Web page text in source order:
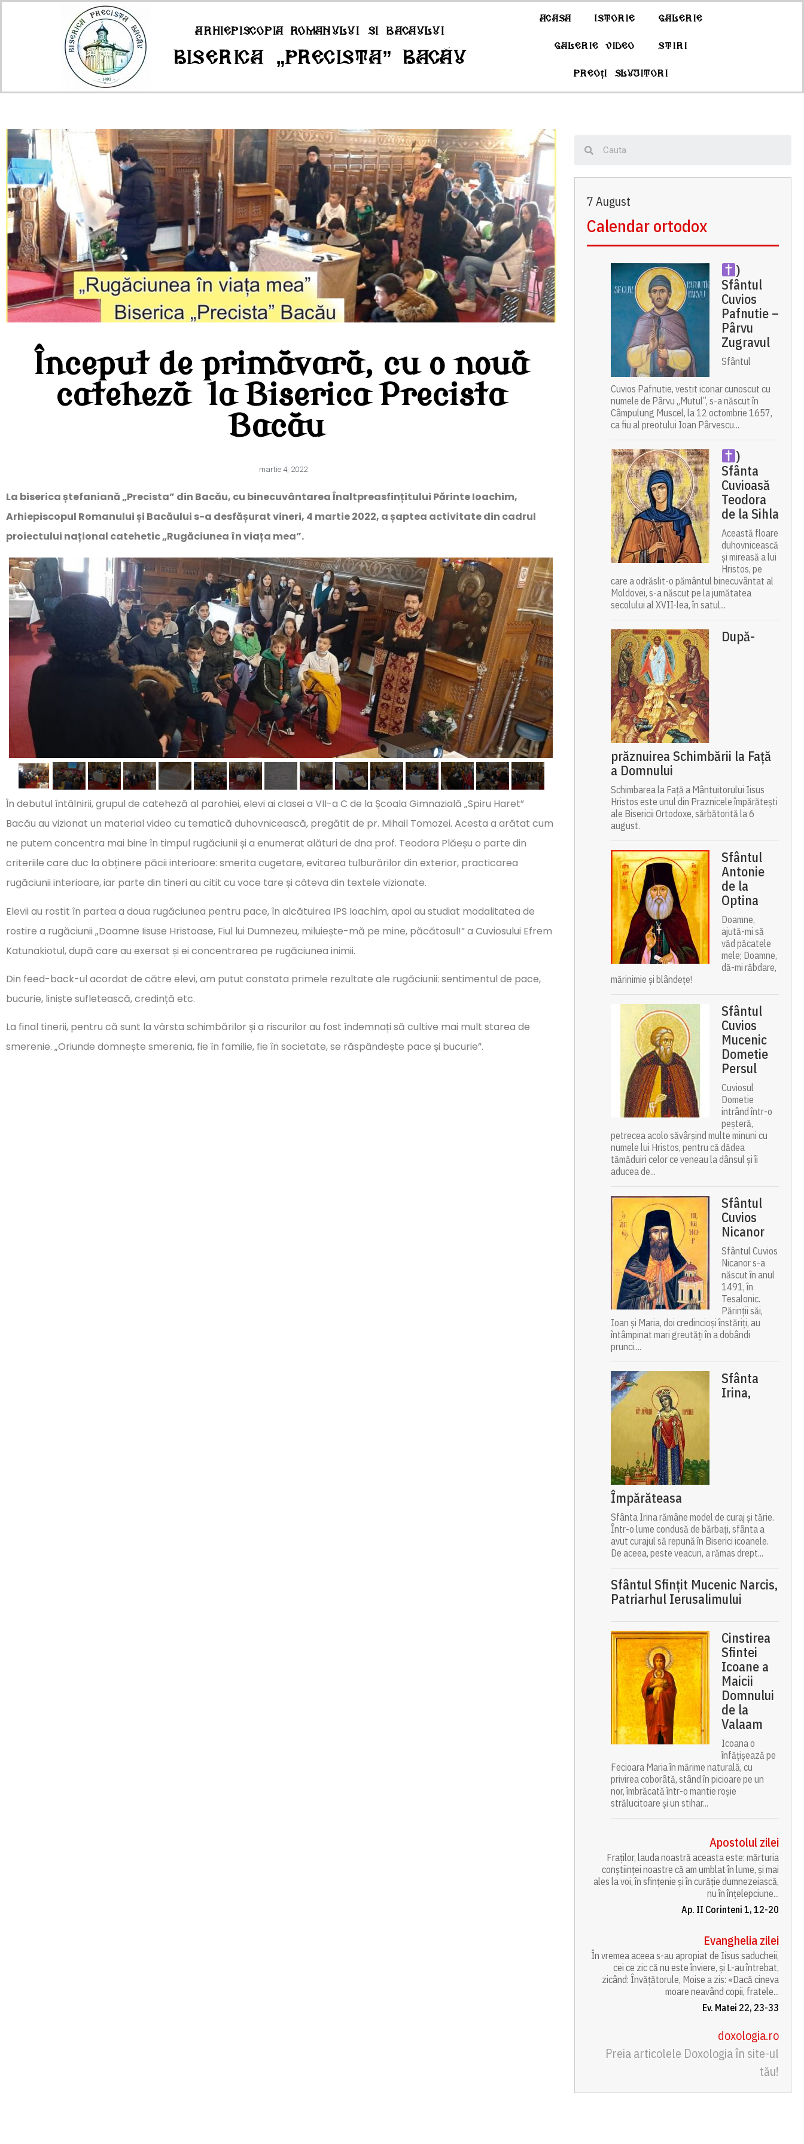
Arhiepiscopia Romanului si Bacăului
Biserica „Precista” Bacău
Acasa Istorie Galerie
Galerie Video Stiri
Preoți slujitori
Început de primăvară, cu o nouă
cateheză la Biserica Precista
Bacău
martie 4, 2022
La biserica ștefaniană „Precista” din Bacău, cu binecuvântarea Înaltpreasfințitului Părinte Ioachim,
Arhiepiscopul Romanului și Bacăului s-a desfășurat vineri, 4 martie 2022, a șaptea activitate din cadrul
proiectului național catehetic „Rugăciunea în viața mea”.
În debutul întâlnirii, grupul de cateheză al parohiei, elevi ai clasei a VII-a C de la Școala Gimnazială „Spiru Haret”
Bacău au vizionat un material video cu tematică duhovnicească, pregătit de pr. Mihail Tomozei. Acesta a arătat cum
ne putem concentra mai bine în timpul rugăciunii și a enumerat alături de dna prof. Teodora Plăeșu o parte din
criteriile care duc la obținere păcii interioare: smerita cugetare, evitarea tulburărilor din exterior, practicarea
rugăciunii interioare, iar parte din tineri au citit cu voce tare și câteva din textele vizionate.
Elevii au rostit în partea a doua rugăciunea pentru pace, în alcătuirea IPS Ioachim, apoi au studiat modalitatea de
rostire a rugăciunii „Doamne Iisuse Hristoase, Fiul lui Dumnezeu, miluiește-mă pe mine, păcătosul!” a Cuviosului Efrem
Katunakiotul, după care au exersat și ei concentrarea pe rugăciunea inimii.
Din feed-back-ul acordat de către elevi, am putut constata primele rezultate ale rugăciunii: sentimentul de pace,
bucurie, liniște sufletească, credință etc.
La final tinerii, pentru că sunt la vârsta schimbărilor și a riscurilor au fost îndemnați să cultive mai mult starea de
smerenie. „Oriunde domnește smerenia, fie în familie, fie în societate, se răspândește pace și bucurie”.
7 August
Calendar ortodox
)
Sfântul
Cuvios
Pafnutie –
Pârvu
Zugravul
Sfântul
Cuvios Pafnutie, vestit iconar cunoscut cu
numele de Pârvu „Mutul”, s-a născut în
Câmpulung Muscel, la 12 octombrie 1657,
ca fiu al preotului Ioan Pârvescu...
)
Sfânta
Cuvioasă
Teodora
de la Sihla
Această floare
duhovnicească
și mireasă a lui
Hristos, pe
care a odrăslit-o pământul binecuvântat al
Moldovei, s-a născut pe la jumătatea
secolului al XVII-lea, în satul...
După-
prăznuirea Schimbării la Față
a Domnului
Schimbarea la Față a Mântuitorului Iisus
Hristos este unul din Praznicele împărătești
ale Bisericii Ortodoxe, sărbătorită la 6
august.
Sfântul
Antonie
de la
Optina
Doamne,
ajută-mi să
văd păcatele
mele; Doamne,
dă-mi răbdare,
mărinimie şi blândeţe!
Sfântul
Cuvios
Mucenic
Dometie
Persul
Cuviosul
Dometie
intrând într-o
peșteră,
petrecea acolo săvârșind multe minuni cu
numele lui Hristos, pentru că dădea
tămăduiri celor ce veneau la dânsul și îi
aducea de...
Sfântul
Cuvios
Nicanor
Sfântul Cuvios
Nicanor s-a
născut în anul
1491, în
Tesalonic.
Părinții săi,
Ioan și Maria, doi credincioși înstăriți, au
întâmpinat mari greutăți în a dobândi
prunci....
Sfânta
Irina,
Împărăteasa
Sfânta Irina rămâne model de curaj și tărie.
Într-o lume condusă de bărbați, sfânta a
avut curajul să repună în Biserici icoanele.
De aceea, peste veacuri, a rămas drept...
Sfântul Sfinţit Mucenic Narcis,
Patriarhul Ierusalimului
Cinstirea
Sfintei
Icoane a
Maicii
Domnului
de la
Valaam
Icoana o
înfățișează pe
Fecioara Maria în mărime naturală, cu
privirea coborâtă, stând în picioare pe un
nor, îmbrăcată într-o mantie roșie
strălucitoare și un stihar...
Apostolul zilei
Fraților, lauda noastră aceasta este: mărturia
conștiinței noastre că am umblat în lume, și mai
ales la voi, în sfințenie și în curăție dumnezeiască,
nu în înțelepciune...
Ap. II Corinteni 1, 12-20
Evanghelia zilei
În vremea aceea s-au apropiat de Iisus saducheii,
cei ce zic că nu este înviere, și L-au întrebat,
zicând: Învățătorule, Moise a zis: «Dacă cineva
moare neavând copii, fratele...
Ev. Matei 22, 23-33
doxologia.ro
Preia articolele Doxologia în site-ul
tău!